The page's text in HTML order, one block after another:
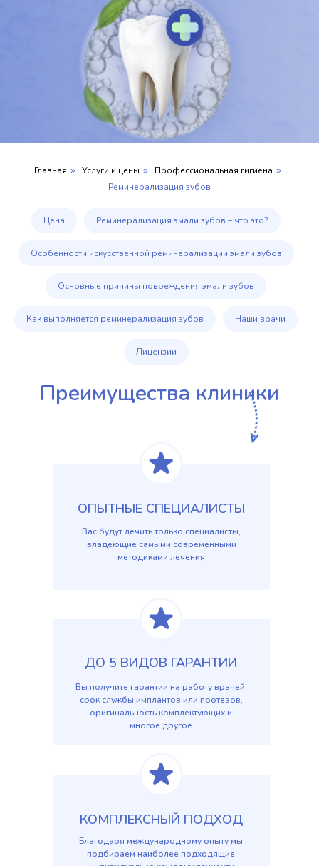
Главная » Услуги и цены » Профессиональная гигиена »
Реминерализация зубов
Цена Реминерализация эмали зубов – что это?
Особенности искусственной реминерализации эмали зубов
Основные причины повреждения эмали зубов
Как выполняется реминерализация зубов Наши врачи
Лицензии
Преимущества клиники
КОМПЛЕКСНЫЙ ПОДХОД
ДО 5 ВИДОВ ГАРАНТИИ
ОПЫТНЫЕ СПЕЦИАЛИСТЫ
Вас будут лечить только специалисты,
владеющие самыми современными
методиками лечения
Вы получите гарантии на работу врачей,
срок службы имплантов или протезов,
оригинальность комплектующих и
многое другое
Благодаря международному опыту мы
подбираем наиболее подходящие